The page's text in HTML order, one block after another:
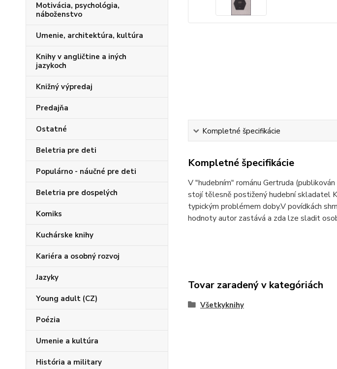
Motivácia, psychológia,
náboženstvo
Umenie, architektúra, kultúra
Knihy v angličtine a iných
jazykoch
Knižný výpredaj
Predajňa
Ostatné
Beletria pre deti
Populárno - náučné pre deti
Beletria pre dospelých
Komiks
Kuchárske knihy
Kariéra a osobný rozvoj
Jazyky
Young adult (CZ)
Poézia
Umenie a kultúra
História a military
Kompletné špecifikácie
Kompletné špecifikácie
V "hudebním" románu Gertruda
stojí tělesně postižený hudební skladatel
typickým problémem doby.V povídkách
hodnoty autor zastává a zda lze sladit
Tovar zaradený v kategóriách
Všetkyknihy